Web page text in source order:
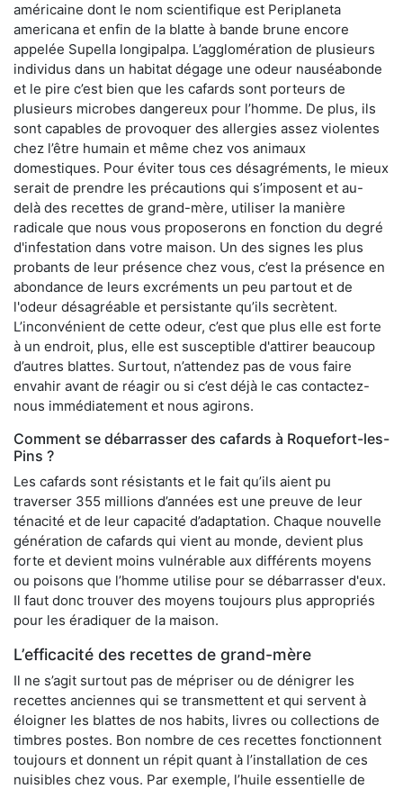
américaine dont le nom scientifique est Periplaneta
americana et enfin de la blatte à bande brune encore
appelée Supella longipalpa. L’agglomération de plusieurs
individus dans un habitat dégage une odeur nauséabonde
et le pire c’est bien que les cafards sont porteurs de
plusieurs microbes dangereux pour l’homme. De plus, ils
sont capables de provoquer des allergies assez violentes
chez l’être humain et même chez vos animaux
domestiques. Pour éviter tous ces désagréments, le mieux
serait de prendre les précautions qui s’imposent et au-
delà des recettes de grand-mère, utiliser la manière
radicale que nous vous proposerons en fonction du degré
d'infestation dans votre maison. Un des signes les plus
probants de leur présence chez vous, c’est la présence en
abondance de leurs excréments un peu partout et de
l'odeur désagréable et persistante qu’ils secrètent.
L’inconvénient de cette odeur, c’est que plus elle est forte
à un endroit, plus, elle est susceptible d'attirer beaucoup
d’autres blattes. Surtout, n’attendez pas de vous faire
envahir avant de réagir ou si c’est déjà le cas contactez-
nous immédiatement et nous agirons.
Comment se débarrasser des cafards à Roquefort-les-
Pins ?
Les cafards sont résistants et le fait qu’ils aient pu
traverser 355 millions d’années est une preuve de leur
ténacité et de leur capacité d’adaptation. Chaque nouvelle
génération de cafards qui vient au monde, devient plus
forte et devient moins vulnérable aux différents moyens
ou poisons que l’homme utilise pour se débarrasser d'eux.
Il faut donc trouver des moyens toujours plus appropriés
pour les éradiquer de la maison.
L’efficacité des recettes de grand-mère
Il ne s’agit surtout pas de mépriser ou de dénigrer les
recettes anciennes qui se transmettent et qui servent à
éloigner les blattes de nos habits, livres ou collections de
timbres postes. Bon nombre de ces recettes fonctionnent
toujours et donnent un répit quant à l’installation de ces
nuisibles chez vous. Par exemple, l’huile essentielle de